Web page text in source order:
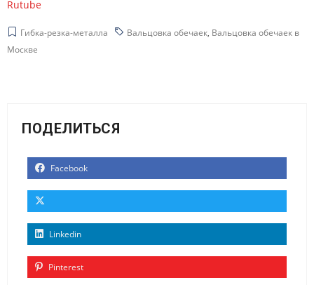
Rutube
Гибка-резка-металла Вальцовка обечаек, Вальцовка обечаек в
Москве
ПОДЕЛИТЬСЯ
Facebook
Linkedin
Pinterest